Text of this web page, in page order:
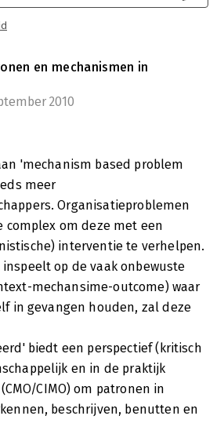
en mechanismen in
2010
'mechanism based problem
meer
Organisatieproblemen
om deze met een
interventie te verhelpen.
op de vaak onbewuste
mechansime-outcome) waar
in gevangen houden, zal deze
biedt een perspectief (kritisch
en in de praktijk
CIMO) om patronen in
beschrijven, benutten en